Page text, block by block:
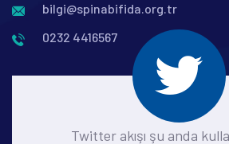
bilgi@spinabifida.org.tr
0232 4416567
Twitter akışı şu anda